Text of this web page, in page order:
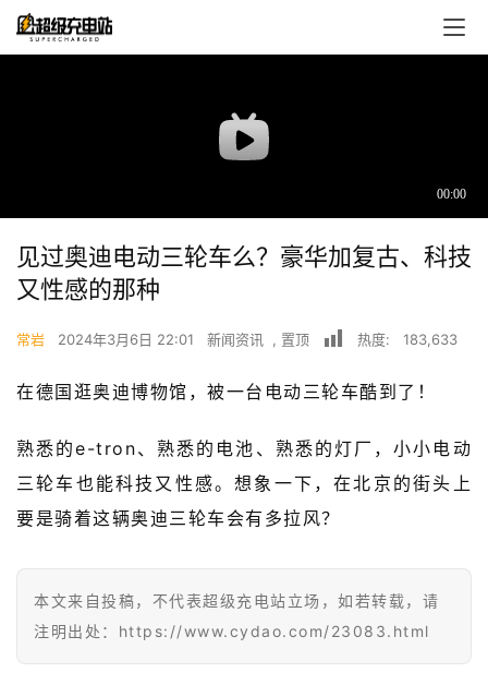
首
快
报
级
常
开
见过奥迪电动三轮车么？豪华加复古、科技
又性感的那种
常岩 2024年3月6日 22:01 新闻资讯 , 置顶 热度: 183,633
在德国逛奥迪博物馆，被一台电动三轮车酷到了！
熟悉的e-tron、熟悉的电池、熟悉的灯厂，小小电动
三轮车也能科技又性感。想象一下，在北京的街头上
要是骑着这辆奥迪三轮车会有多拉风？
本文来自投稿，不代表超级充电站立场，如若转载，请
注明出处：https://www.cydao.com/23083.html